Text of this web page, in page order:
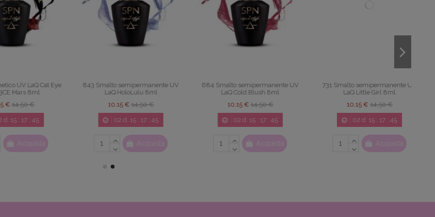
12ml
531 Smalto semipermanente UV
LaQ I Miss U 8ml
10,15 €14,50 €
d. 15 :17: 44
Acquista
872 Smalto semipermanente UV
LaQ Cindrella 8ml
10,15 €14,50 €
d. 15 :17: 44
Acquista
894 Smalto semipermanente UV
LaQ I Don't Pink So 8ml
10,15 €14,50 €
d. 15 :17: 44
View